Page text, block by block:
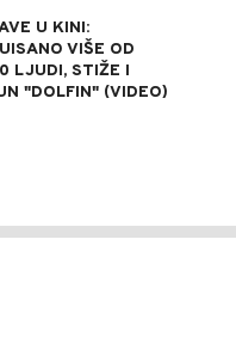
U KINI:
VIŠE OD
LJUDI, STIŽE I
"DOLFIN" (VIDEO)